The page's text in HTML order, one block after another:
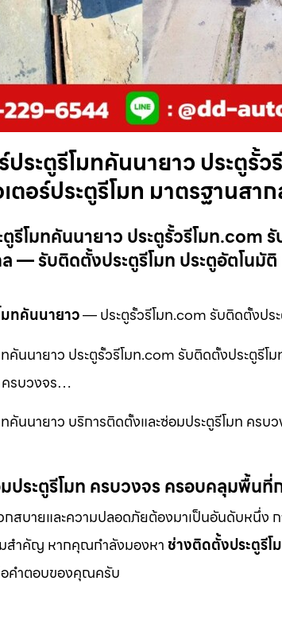
ประตูรีโมทคันนายาว ประตูรั้
ตอร์ประตูรีโมท มาตรฐานสา
รีโมทคันนายาว ประตูรั้วรีโมท.com
— รับติดตั้งประตูรีโมท ประตูอัตโนมั
มทคันนายาว— ประตูรั้วรีโมท.com รับติดตั้งประ
คันนายาว ประตูรั้วรีโมท.com รับติดตั้งประตูรีโ
ครบวงจร…
คันนายาว บริการติดตั้งและซ่อมประตูรีโมท คร
ประตูรีโมท ครบวงจร ครอบคลุมพื้นที่
สบายและความปลอดภัยต้องมาเป็นอันดับหนึ่ง ก
สำคัญ หากคุณกำลังมองหา ช่างติดตั้งประตูรีโ
อคำตอบของคุณครับ